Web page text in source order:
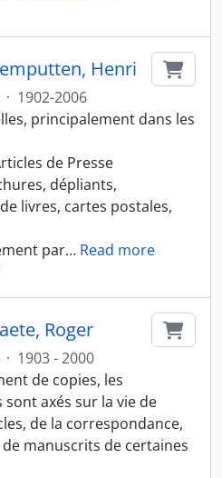
Henri
· 1902-2006
principalement dans les
de Presse
dépliants,
livres, cartes postales,
par… Read more
Roger
· 1903 - 2000
de copies, les
axés sur la vie de
de la correspondance,
manuscrits de certaines